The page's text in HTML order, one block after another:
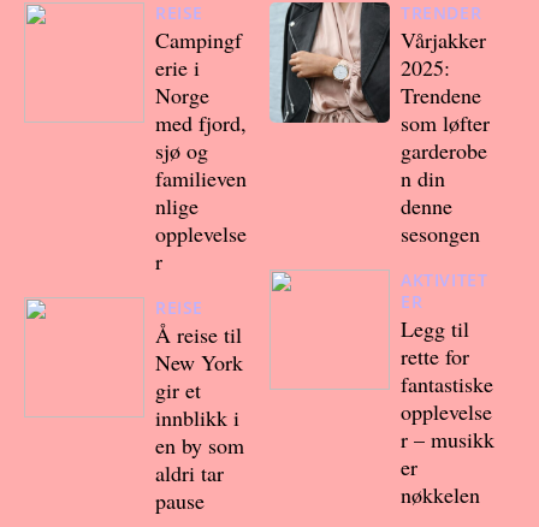
REISE
Campingf
erie i
Norge
med fjord,
sjø og
familieven
nlige
opplevelse
r
REISE
Å reise til
New York
gir et
innblikk i
en by som
aldri tar
pause
TRENDER
Vårjakker
2025:
Trendene
som løfter
garderobe
n din
denne
sesongen
AKTIVITET
ER
Legg til
rette for
fantastiske
opplevelse
r – musikk
er
nøkkelen